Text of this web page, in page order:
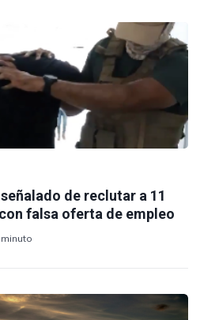
señalado de reclutar a 11
falsa oferta de empleo